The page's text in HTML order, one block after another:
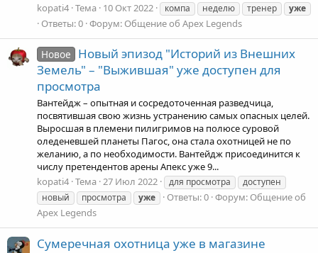
kopati4 Тема 10 Окт 2022 компа неделю тренер уже
Ответы: 0 Форум: Общение об Apex Legends
Новое
Новый эпизод "Историй из Внешних
Земель" – "Выжившая" уже доступен для
просмотра
Вантейдж – опытная и сосредоточенная разведчица,
посвятившая свою жизнь устранению самых опасных целей.
Выросшая в племени пилигримов на полюсе суровой
оледеневшей планеты Пагос, она стала охотницей не по
желанию, а по необходимости. Вантейдж присоединится к
числу претендентов арены Апекс уже 9...
kopati4 Тема 27 Июл 2022 для просмотра
доступен
новый
просмотра уже Ответы: 0 Форум: Общение об
Apex Legends
Сумеречная охотница уже в магазине